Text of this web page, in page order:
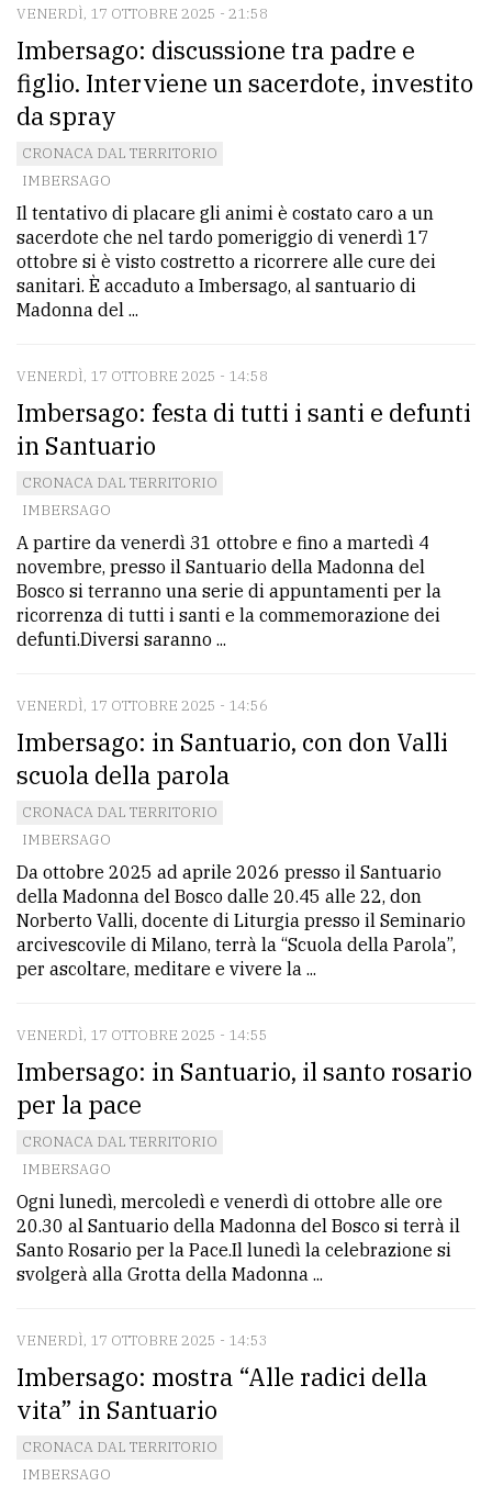
VENERDÌ, 17 OTTOBRE 2025 - 21:58
Imbersago: discussione tra padre e
figlio. Interviene un sacerdote, investito
da spray
CRONACA DAL TERRITORIO
IMBERSAGO
Il tentativo di placare gli animi è costato caro a un
sacerdote che nel tardo pomeriggio di venerdì 17
ottobre si è visto costretto a ricorrere alle cure dei
sanitari. È accaduto a Imbersago, al santuario di
Madonna del ...
VENERDÌ, 17 OTTOBRE 2025 - 14:58
Imbersago: festa di tutti i santi e defunti
in Santuario
CRONACA DAL TERRITORIO
IMBERSAGO
A partire da venerdì 31 ottobre e fino a martedì 4
novembre, presso il Santuario della Madonna del
Bosco si terranno una serie di appuntamenti per la
ricorrenza di tutti i santi e la commemorazione dei
defunti.Diversi saranno ...
VENERDÌ, 17 OTTOBRE 2025 - 14:56
Imbersago: in Santuario, con don Valli
scuola della parola
CRONACA DAL TERRITORIO
IMBERSAGO
Da ottobre 2025 ad aprile 2026 presso il Santuario
della Madonna del Bosco dalle 20.45 alle 22, don
Norberto Valli, docente di Liturgia presso il Seminario
arcivescovile di Milano, terrà la “Scuola della Parola”,
per ascoltare, meditare e vivere la ...
VENERDÌ, 17 OTTOBRE 2025 - 14:55
Imbersago: in Santuario, il santo rosario
per la pace
CRONACA DAL TERRITORIO
IMBERSAGO
Ogni lunedì, mercoledì e venerdì di ottobre alle ore
20.30 al Santuario della Madonna del Bosco si terrà il
Santo Rosario per la Pace.Il lunedì la celebrazione si
svolgerà alla Grotta della Madonna ...
VENERDÌ, 17 OTTOBRE 2025 - 14:53
Imbersago: mostra “Alle radici della
vita” in Santuario
CRONACA DAL TERRITORIO
IMBERSAGO